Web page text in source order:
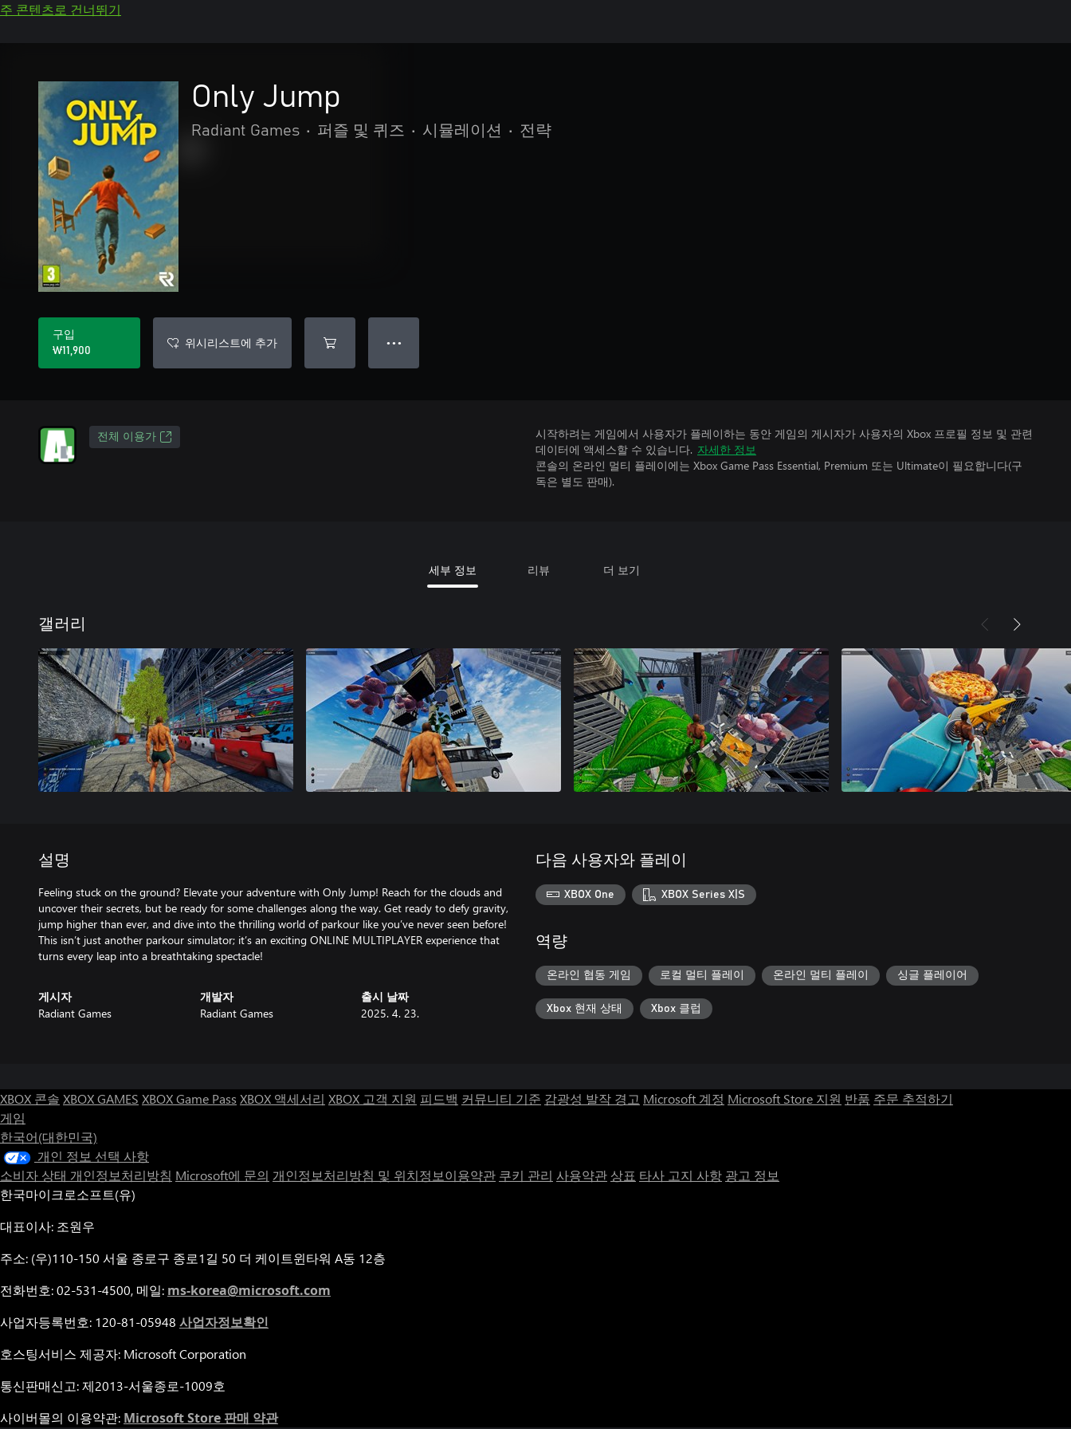
주 콘텐츠로 건너뛰기
Only Jump
Radiant Games • 퍼즐 및 퀴즈 • 시뮬레이션 • 전략
구입
₩11,900
위시리스트에 추가 ● ● ●
전체 이용가
시작하려는 게임에서 사용자가 플레이하는 동안 게임의 게시자가 사용자의 Xbox 프로필 정보 및 관련
데이터에 액세스할 수 있습니다. 자세한 정보
콘솔의 온라인 멀티 플레이에는 Xbox Game Pass Essential, Premium 또는 Ultimate이 필요합니다(구
독은 별도 판매).
세부 정보 리뷰 더 보기
갤러리
설명
Feeling stuck on the ground? Elevate your adventure with Only Jump! Reach for the clouds and
uncover their secrets, but be ready for some challenges along the way. Get ready to defy gravity,
jump higher than ever, and dive into the thrilling world of parkour like you’ve never seen before!
This isn’t just another parkour simulator; it’s an exciting ONLINE MULTIPLAYER experience that
turns every leap into a breathtaking spectacle!
게시자
Radiant Games
개발자
Radiant Games
출시 날짜
2025. 4. 23.
다음 사용자와 플레이
XBOX One XBOX Series X|S
역량
온라인 협동 게임 로컬 멀티 플레이 온라인 멀티 플레이 싱글 플레이어
Xbox 현재 상태 Xbox 클럽
XBOX 콘솔 XBOX GAMES XBOX Game Pass XBOX 액세서리 XBOX 고객 지원 피드백 커뮤니티 기준 감광성 발작 경고 Microsoft 계정 Microsoft Store 지원 반품 주문 추적하기
게임
한국어(대한민국)
개인 정보 선택 사항
소비자 상태 개인정보처리방침 Microsoft에 문의 개인정보처리방침 및 위치정보이용약관 쿠키 관리 사용약관 상표 타사 고지 사항 광고 정보
한국마이크로소프트(유)
대표이사: 조원우
주소: (우)110-150 서울 종로구 종로1길 50 더 케이트윈타워 A동 12층
전화번호: 02-531-4500, 메일: ms-korea@microsoft.com
사업자등록번호: 120-81-05948 사업자정보확인
호스팅서비스 제공자: Microsoft Corporation
통신판매신고: 제2013-서울종로-1009호
사이버몰의 이용약관: Microsoft Store 판매 약관